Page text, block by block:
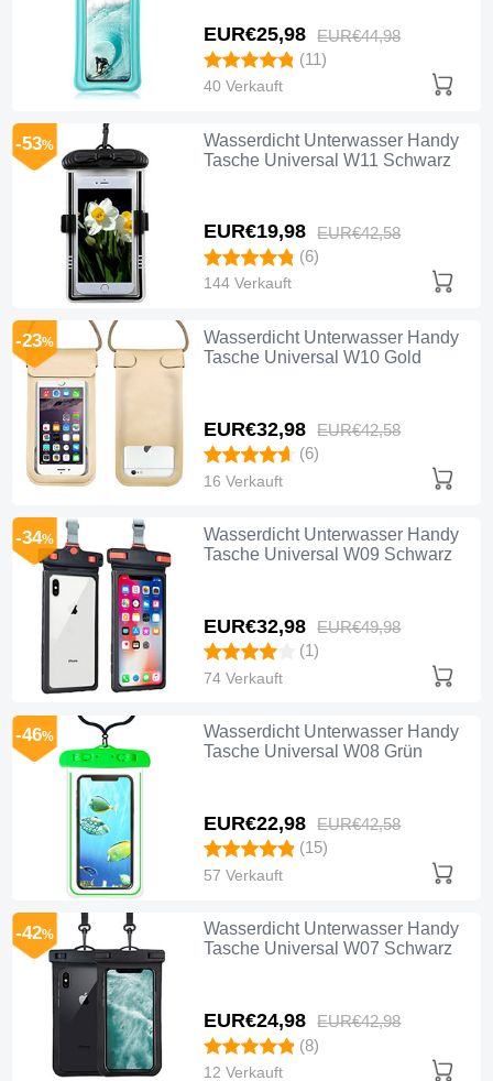
EUR€25,98 EUR€44,98
(11)
40 Verkauft
Wasserdicht Unterwasser Handy
Tasche Universal W11 Schwarz
EUR€19,98 EUR€42,58
-53%
(6)
144 Verkauft
Wasserdicht Unterwasser Handy
Tasche Universal W10 Gold
EUR€32,98 EUR€42,58
-23%
(6)
16 Verkauft
Wasserdicht Unterwasser Handy
Tasche Universal W09 Schwarz
EUR€32,98 EUR€49,98
-34%
(1)
74 Verkauft
Wasserdicht Unterwasser Handy
Tasche Universal W08 Grün
EUR€22,98 EUR€42,58
-46%
(15)
57 Verkauft
Wasserdicht Unterwasser Handy
Tasche Universal W07 Schwarz
EUR€24,98 EUR€42,98
-42%
(8)
12 Verkauft